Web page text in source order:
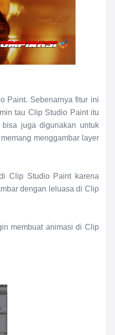
Paint. Sebenarnya fitur ini
tau Clip Studio Paint itu
juga digunakan untuk
menggambar layer
Clip Studio Paint karena
dengan leluasa di Clip
membuat animasi di Clip